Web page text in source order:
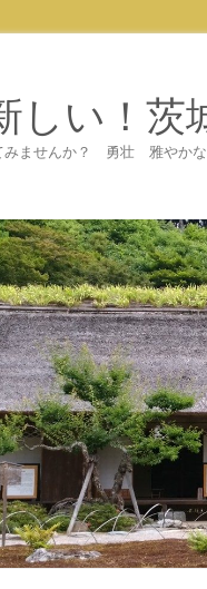
しい！茨
みませんか？ 勇壮 雅やかな